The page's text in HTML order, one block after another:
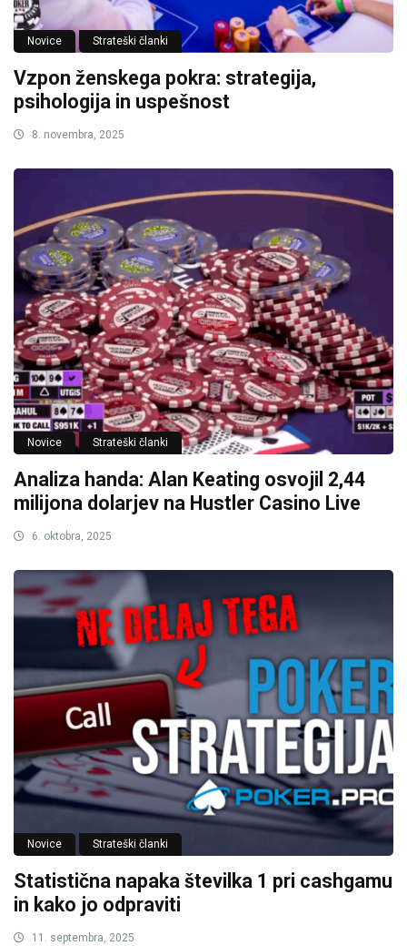
Novice Strateški članki
Vzpon ženskega pokra: strategija,
psihologija in uspešnost
8. novembra, 2025
Novice Strateški članki
Analiza handa: Alan Keating osvojil 2,44
milijona dolarjev na Hustler Casino Live
6. oktobra, 2025
Novice Strateški članki
Statistična napaka številka 1 pri cashgamu
in kako jo odpraviti
11. septembra, 2025